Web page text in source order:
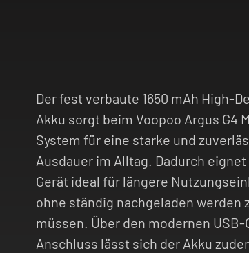
Der fest verbaute 1650 mAh High-
Akku sorgt beim Voopoo Argus G4
System für eine starke und
Ausdauer im Alltag. Dadurch eignet
Gerät ideal für längere
ohne ständig nachgeladen werden
müssen. Über den modernen USB-
Anschluss lässt sich der Akku